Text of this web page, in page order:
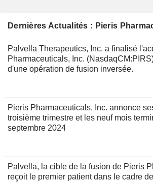
Dernières Actualités : Pieris
Palvella Therapeutics, Inc. a finalisé
Pharmaceuticals, Inc.
d'une opération de fusion inversée.
Pieris Pharmaceuticals, Inc. annonce
troisième trimestre et les neuf mois
septembre 2024
Palvella, la cible de la fusion de Pieris
reçoit le premier patient dans le cadre